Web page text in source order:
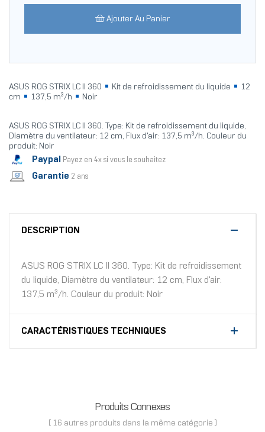
Ajouter Au Panier
ASUS ROG STRIX LC II 360 Kit de refroidissement du liquide
12
cm
137,5 m³/h Noir
ASUS ROG STRIX LC II 360. Type: Kit de refroidissement du liquide,
Diamètre du ventilateur: 12 cm, Flux d'air: 137,5 m³/h. Couleur du
produit: Noir
Paypal Payez en 4x si vous le souhaitez
Garantie 2 ans
DESCRIPTION
ASUS ROG STRIX LC II 360. Type: Kit de refroidissement
du liquide, Diamètre du ventilateur: 12 cm, Flux d'air:
137,5 m³/h. Couleur du produit: Noir
CARACTÉRISTIQUES TECHNIQUES
Produits Connexes
( 16 autres produits dans la même catégorie )